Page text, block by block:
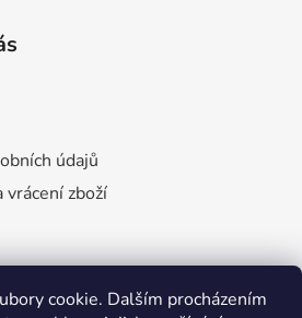
cookie. Dalším procházením
údajů
vrácení zboží